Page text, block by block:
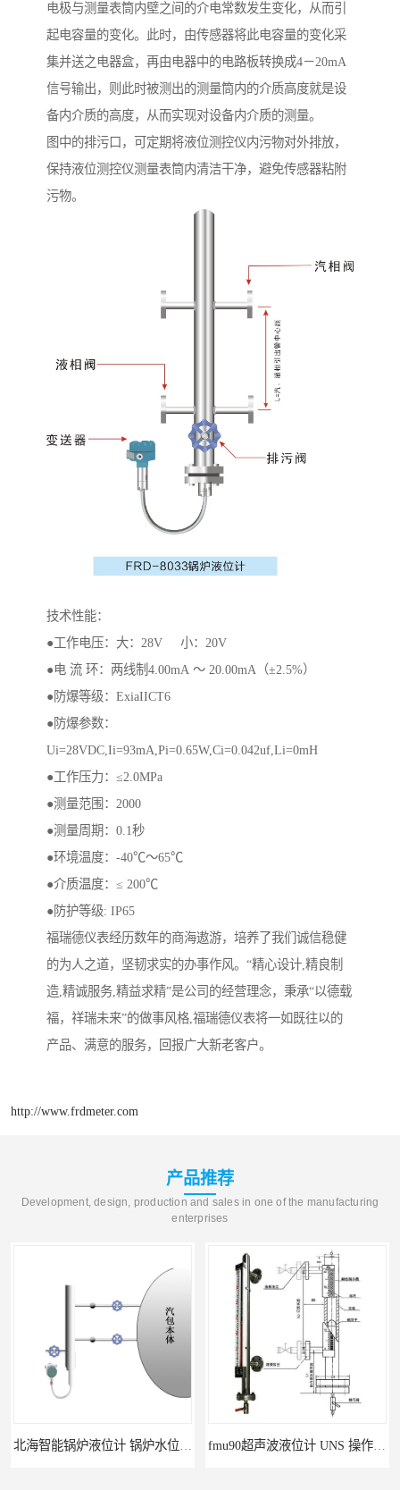
电极与测量表筒内壁之间的介电常数发生变化，从而引
起电容量的变化。此时，由传感器将此电容量的变化采
集并送之电器盒，再由电器中的电路板转换成4－20mA
信号输出，则此时被测出的测量筒内的介质高度就是设
备内介质的高度，从而实现对设备内介质的测量。
图中的排污口，可定期将液位测控仪内污物对外排放，
保持液位测控仪测量表筒内清洁干净，避免传感器粘附
污物。
技术性能：
●工作电压：大：28V 小：20V
●电 流 环：两线制4.00mA ～ 20.00mA（±2.5%）
●防爆等级：ExiaIICT6
●防爆参数：
Ui=28VDC,Ii=93mA,Pi=0.65W,Ci=0.042uf,Li=0mH
●工作压力：≤2.0MPa
●测量范围：2000
●测量周期：0.1秒
●环境温度：-40℃～65℃
●介质温度：≤ 200℃
●防护等级: IP65
福瑞德仪表经历数年的商海遨游，培养了我们诚信稳健
的为人之道，坚韧求实的办事作风。“精心设计,精良制
造,精诚服务,精益求精”是公司的经营理念，秉承“以德载
福，祥瑞未来”的做事风格,福瑞德仪表将一如既往以的
产品、满意的服务，回报广大新老客户。
http://www.frdmeter.com
产品推荐
Development, design, production and sales in one of the manufacturing
enterprises
北海智能锅炉液位计 锅炉水位计厂商 自动适应自动校准 fmu90超声波液位计 UNS 操作简单